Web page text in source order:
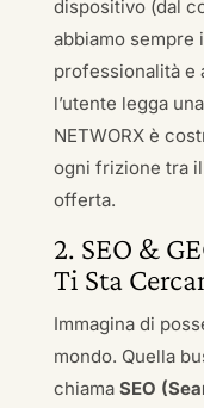
dispositivo (dal
abbiamo sempre
professionalità e
l’utente legga
NETWORX è
ogni frizione tra
offerta.
2. SEO &
Ti Sta
Immagina di
mondo. Quella
chiama SEO